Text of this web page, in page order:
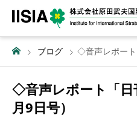
ブログ ◇音声レポート
◇音声レポート「日
月9日号）